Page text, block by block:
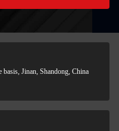
basis, Jinan, Shandong, China